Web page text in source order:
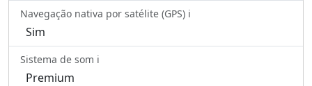
Navegação nativa por satélite (GPS) ℹ️
Sim
Sistema de som ℹ️
Premium